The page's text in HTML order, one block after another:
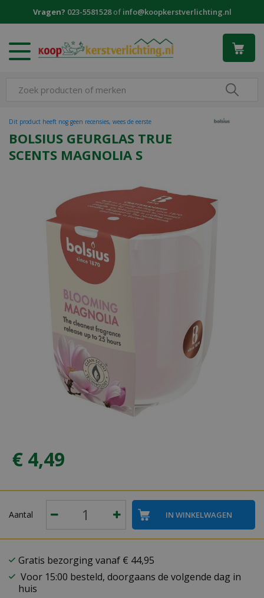
Vragen? 023-5581528ofinfo@koopkerstverlichting.nl
BOLSIUS GEURGLAS TRUE
SCENTS MAGNOLIA S
Dit product heeft nog geen recensies, wees de eerste
€ 4,49
Aantal
Gratis bezorging vanaf € 44,95
Voor 15:00 besteld, doorgaans de volgende dag in
huis